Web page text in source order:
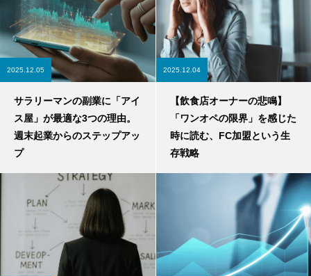
2025.12.05
サラリーマンの副業に「アイ
ス屋」が最適な3つの理由。
週末起業からのステップアッ
プ
2025.12.04
【飲食店オーナーの悲鳴】
「ワンオペの限界」を感じた
時に読む、FC加盟という生
存戦略